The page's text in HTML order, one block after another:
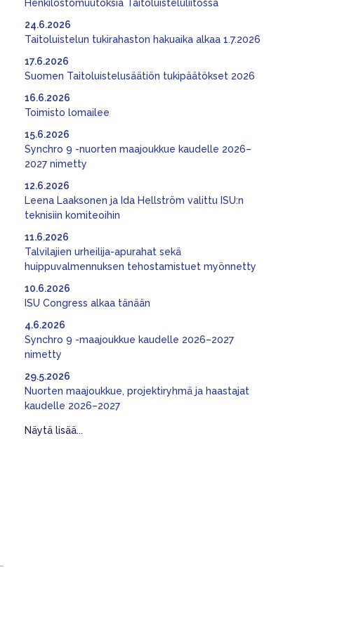
Henkilöstömuutoksia Taitoluisteluliitossa
Taitoluistelun tukirahaston hakuaika alkaa 1.7.2026
24.6.2026
Suomen Taitoluistelusäätiön tukipäätökset 2026
17.6.2026
Toimisto lomailee
16.6.2026
Synchro 9 -nuorten maajoukkue kaudelle 2026–
2027 nimetty
15.6.2026
Leena Laaksonen ja Ida Hellström valittu ISU:n
teknisiin komiteoihin
12.6.2026
Talvilajien urheilija-apurahat sekä
huippuvalmennuksen tehostamistuet myönnetty
11.6.2026
ISU Congress alkaa tänään
10.6.2026
Synchro 9 -maajoukkue kaudelle 2026–2027
nimetty
4.6.2026
Nuorten maajoukkue, projektiryhmä ja haastajat
kaudelle 2026–2027
29.5.2026
Näytä lisää...